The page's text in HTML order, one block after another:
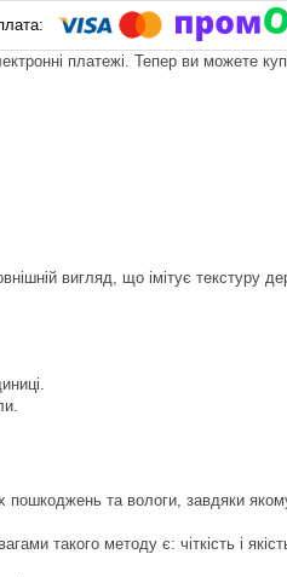
платежі. Тепер ви можете
вигляд, що імітує текстуру
пошкоджень та вологи, завдяки
такого методу є: чіткість і